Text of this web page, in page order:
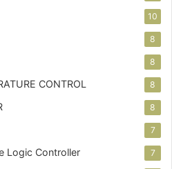
10
8
8
CONTROL 8
8
7
Logic Controller 7